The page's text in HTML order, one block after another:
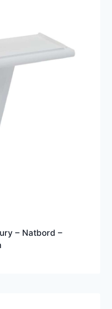
– Natbord –